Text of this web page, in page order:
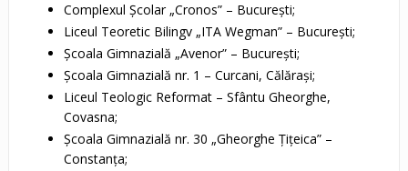
Complexul Școlar „Cronos” – București;
Liceul Teoretic Bilingv „ITA Wegman” – București;
Școala Gimnazială „Avenor” – București;
Școala Gimnazială nr. 1 – Curcani, Călărași;
Liceul Teologic Reformat – Sfântu Gheorghe,
Covasna;
Școala Gimnazială nr. 30 „Gheorghe Țițeica” –
Constanța;